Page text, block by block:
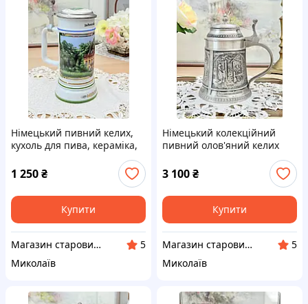
Німецький пивний келих,
кухоль для пива, кераміка,
Німеччина, Herrnbräu, 1994
1 250₴
Купити
Магазин старовини та вінтажу "Антикварна лавка"
5
Миколаїв
Німецький колекційний
пивний олов'яний келих
олово, Німеччина, 500 мл
3 100₴
Купити
Магазин старовини та вінтажу "Антикварна лавка"
5
Миколаїв